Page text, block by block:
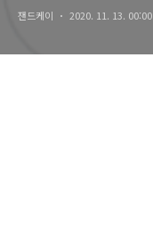
잰드케이 2020. 11. 13. 00:00